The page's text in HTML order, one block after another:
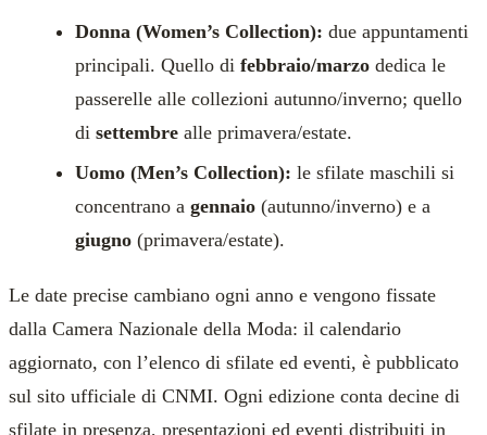
Donna (Women’s Collection): due appuntamenti
principali. Quello di febbraio/marzodedica le
passerelle alle collezioni autunno/inverno; quello
di settembrealle primavera/estate.
Uomo (Men’s Collection): le sfilate maschili si
concentrano a gennaio(autunno/inverno) e a
giugno(primavera/estate).
Le date precise cambiano ogni anno e vengono fissate
dalla Camera Nazionale della Moda: il calendario
aggiornato, con l’elenco di sfilate ed eventi, è pubblicato
sul sito ufficiale di CNMI. Ogni edizione conta decine di
sfilate in presenza, presentazioni ed eventi distribuiti in